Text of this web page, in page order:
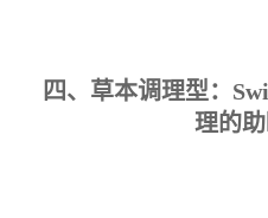
四、草本调理型：
理的